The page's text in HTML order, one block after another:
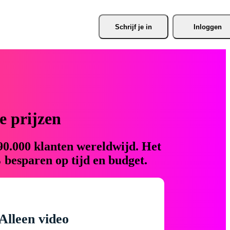
Schrijf je in Inloggen
prijzen
klanten wereldwijd. Het
op tijd en budget.
video